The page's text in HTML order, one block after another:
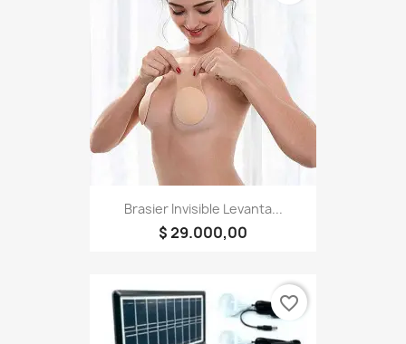
Brasier Invisible Levanta...
$ 29.000,00
favorite_border